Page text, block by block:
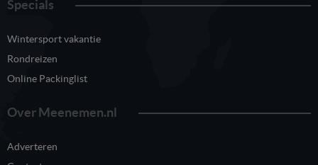
Specials
Wintersport vakantie
Rondreizen
Online Packinglist
Over Meenemen.nl
Adverteren